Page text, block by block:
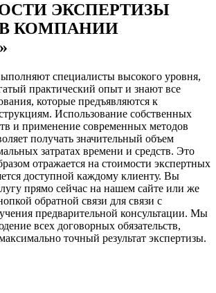
ЭКСПЕРТИЗЫ
КОМПАНИИ
специалисты высокого уровня,
практический опыт и знают все
которые предъявляются к
Использование собственных
и применение современных методов
получать значительный объем
затратах времени и средств. Это
отражается на стоимости экспертных
доступной каждому клиенту. Вы
прямо сейчас на нашем сайте или же
обратной связи для связи с
предварительной консультации. Мы
всех договорных обязательств,
точный результат экспертизы.